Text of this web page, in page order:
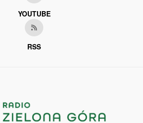
YOUTUBE
RSS